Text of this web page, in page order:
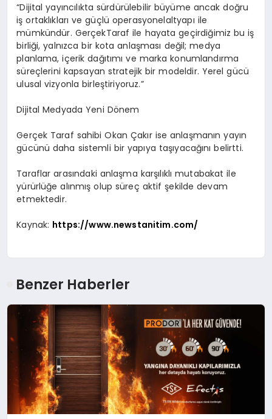
“Dijital yayıncılıkta sürdürülebilir büyüme ancak doğru
iş ortaklıkları ve güçlü operasyonelaltyapı ile
mümkündür. GerçekTaraf ile hayata geçirdiğimiz bu iş
birliği, yalnızca bir kota anlaşması değil; medya
planlama, içerik dağıtımı ve marka konumlandırma
süreçlerini kapsayan stratejik bir modeldir. Yerel gücü
ulusal vizyonla birleştiriyoruz.”
Dijital Medyada Yeni Dönem
Gerçek Taraf sahibi Okan Çakır ise anlaşmanın yayın
gücünü daha sistemli bir yapıya taşıyacağını belirtti.
Taraflar arasındaki anlaşma karşılıklı mutabakat ile
yürürlüğe alınmış olup süreç aktif şekilde devam
etmektedir.
Kaynak: https://www.newstanitim.com/
Benzer Haberler